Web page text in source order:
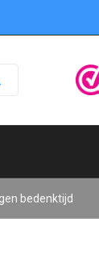
bedenktijd